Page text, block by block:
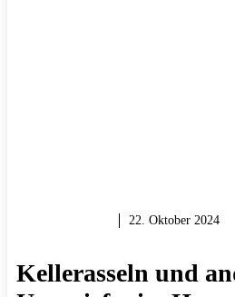
22. Oktober 2024
Kellerasseln und